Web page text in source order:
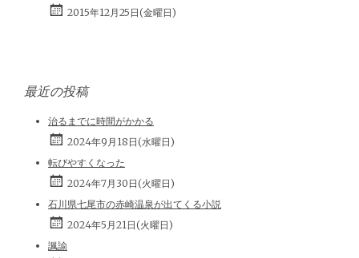
2015年12月25日(金曜日)
最近の投稿
治るまでに時間がかかる
2024年9月18日(水曜日)
転びやすくなった
2024年7月30日(火曜日)
石川県七尾市の赤崎温泉が出てくる小説
2024年5月21日(火曜日)
諷諭